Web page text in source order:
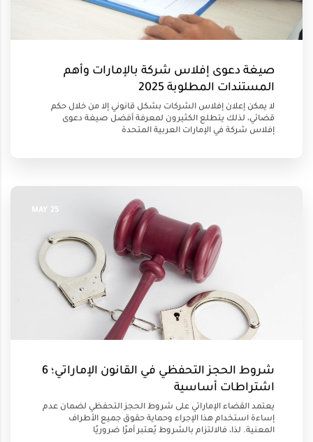
صيغة دعوى إفلاس شركة بالإمارات وأهم
المستندات المطلوبة 2025
لا يمكن إعلان إفلاس الشركات بشكل قانوني إلا من خلال حكم
قضائي، لذلك يتطلع الكثيرون لمعرفة أفضل صيغة دعوى
إفلاس شركة في الإمارات العربية المتحدة
25 MAY
شروط الحجز التحفظي في القانون الإماراتي؛ 6
اشتراطات أساسية
يعتمد القضاء الإماراتي على شروط الحجز التحفظي لضمان عدم
إساءة استخدام هذا الإجراء وحماية حقوق جميع الأطراف
المعنية. لذا، فالالتزام بالشروط يُعتبر أمرًا ضروريًا